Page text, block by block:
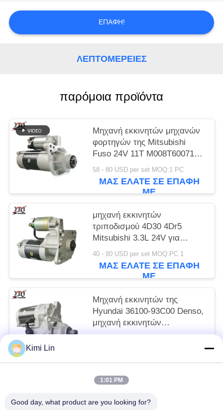
SITEMAP
ΑΠΟΡΡΉΤΟΥ
ΕΠΑΦΉ!
ΛΕΠΤΟΜΈΡΕΙΕΣ
παρόμοια προϊόντα
Μηχανή εκκινητών μηχανών
φορτηγών της Mitsubishi
Fuso 24V 11T M008T60071
για τη μηχανή 6D16 6D17
58 - 80 USD per set MOQ:1 PC
ΜΑΣ ΕΛΆΤΕ ΣΕ ΕΠΑΦΉ
ΜΕ
μηχανή εκκινητών
τριποδισμού 4D30 4Dr5
Mitsubishi 3.3L 24V για
E70B/E40B M2T64272
40 - 80 USD per set MOQ:PC 1
ΜΑΣ ΕΛΆΤΕ ΣΕ ΕΠΑΦΉ
ΜΕ
Μηχανή εκκινητών της
Hyundai 36100-93C00 Denso,
μηχανή εκκινητών
εκσκαφέων 6D16T R215 24V
ΜΕ
Kimi Lin
1:01 PM
Good day, what product are you looking for?